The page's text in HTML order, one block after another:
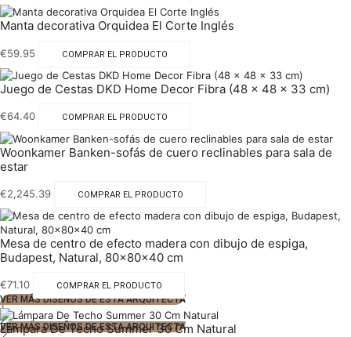
Manta decorativa Orquidea El Corte Inglés
€59.95 COMPRAR EL PRODUCTO
Juego de Cestas DKD Home Decor Fibra (48 x 48 x 33 cm)
€64.40 COMPRAR EL PRODUCTO
Woonkamer Banken-sofás de cuero reclinables para sala de
estar
€2,245.39 COMPRAR EL PRODUCTO
Mesa de centro de efecto madera con dibujo de espiga,
Budapest, Natural, 80x80x40 cm
€71.10 COMPRAR EL PRODUCTO
1
2
VER MÁS DISEÑOS DE ESTA ARQUITECTA
VER MÁS DISEÑOS DE ESTA ARQUITECTA
Lámpara De Techo Summer 30 Cm Natural